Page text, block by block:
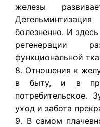
железы
болезненно. И
регенерации
функциональной
8. Отношения к
в быту, и в
потребительское.
уход и забота
9. В самом